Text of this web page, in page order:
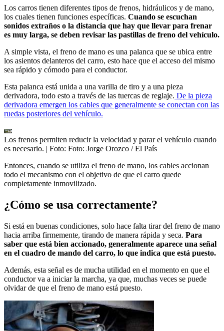
Los carros tienen diferentes tipos de frenos, hidráulicos y de mano,
los cuales tienen funciones específicas. Cuando se escuchan
sonidos extraños o la distancia que hay que llevar para frenar
es muy larga, se deben revisar las pastillas de freno del vehículo.
A simple vista, el freno de mano es una palanca que se ubica entre
los asientos delanteros del carro, esto hace que el acceso del mismo
sea rápido y cómodo para el conductor.
Esta palanca está unida a una varilla de tiro y a una pieza
derivadora, todo esto a través de las tuercas de reglaje. De la pieza
derivadora emergen los cables que generalmente se conectan con las
ruedas posteriores del vehículo.
Los frenos permiten reducir la velocidad y parar el vehículo cuando
es necesario. | Foto: Foto: Jorge Orozco / El País
Entonces, cuando se utiliza el freno de mano, los cables accionan
todo el mecanismo con el objetivo de que el carro quede
completamente inmovilizado.
¿Cómo se usa correctamente?
Si está en buenas condiciones, solo hace falta tirar del freno de mano
hacia arriba firmemente, tirando de manera rápida y seca. Para
saber que está bien accionado, generalmente aparece una señal
en el cuadro de mando del carro, lo que indica que está puesto.
Además, esta señal es de mucha utilidad en el momento en que el
conductor va a iniciar la marcha, ya que, muchas veces se puede
olvidar de que el freno de mano está puesto.